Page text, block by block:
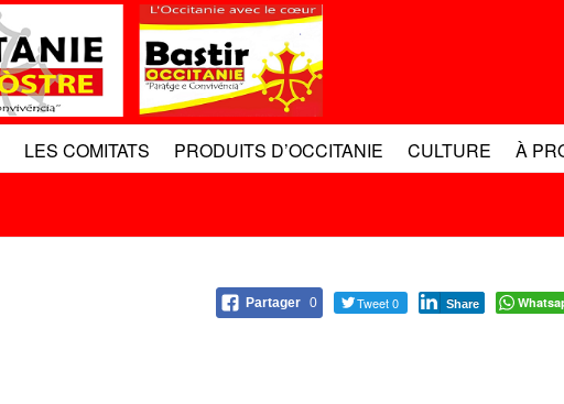
LES COMITATS PRODUITS D’OCCITANIE CULTURE À
Partager 0 Tweet 0 Share